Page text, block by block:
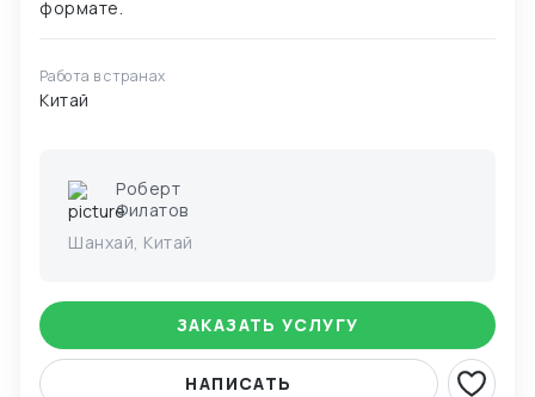
Работа в странах
Китай
Роберт
Филатов
Шанхай, Китай
ЗАКАЗАТЬ УСЛУГУ
НАПИСАТЬ